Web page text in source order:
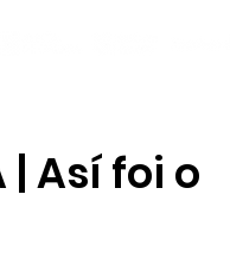
| Así foi o